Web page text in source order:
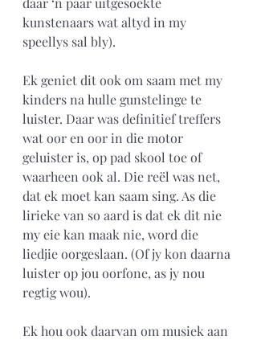
kunstenaars wat altyd in my
speellys sal bly).
Ek geniet dit ook om saam met my
kinders na hulle gunstelinge te
luister. Daar was definitief treffers
wat oor en oor in die motor
geluister is, op pad skool toe of
waarheen ook al. Die reël was net,
dat ek moet kan saam sing. As die
lirieke van so aard is dat ek dit nie
my eie kan maak nie, word die
liedjie oorgeslaan. (Of jy kon daarna
luister op jou oorfone, as jy nou
regtig wou).
Ek hou ook daarvan om musiek aan